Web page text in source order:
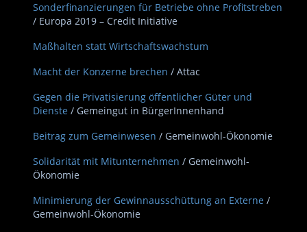
Sonderfinanzierungen für Betriebe ohne Profitstreben
/ Europa 2019 – Credit Initiative
Maßhalten statt Wirtschaftswachstum
Macht der Konzerne brechen / Attac
Gegen die Privatisierung öffentlicher Güter und
Dienste / Gemeingut in BürgerInnenhand
Beitrag zum Gemeinwesen / Gemeinwohl-Ökonomie
Solidarität mit Mitunternehmen / Gemeinwohl-
Ökonomie
Minimierung der Gewinnausschüttung an Externe /
Gemeinwohl-Ökonomie